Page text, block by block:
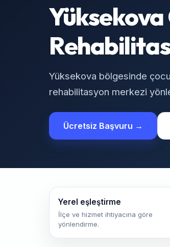
Yüksekova bölgesinde
rehabilitasyon merkezi
Ücretsiz Başvuru →
Yerel eşleştirme
İlçe ve hizmet ihtiyacına göre
yönlendirme.